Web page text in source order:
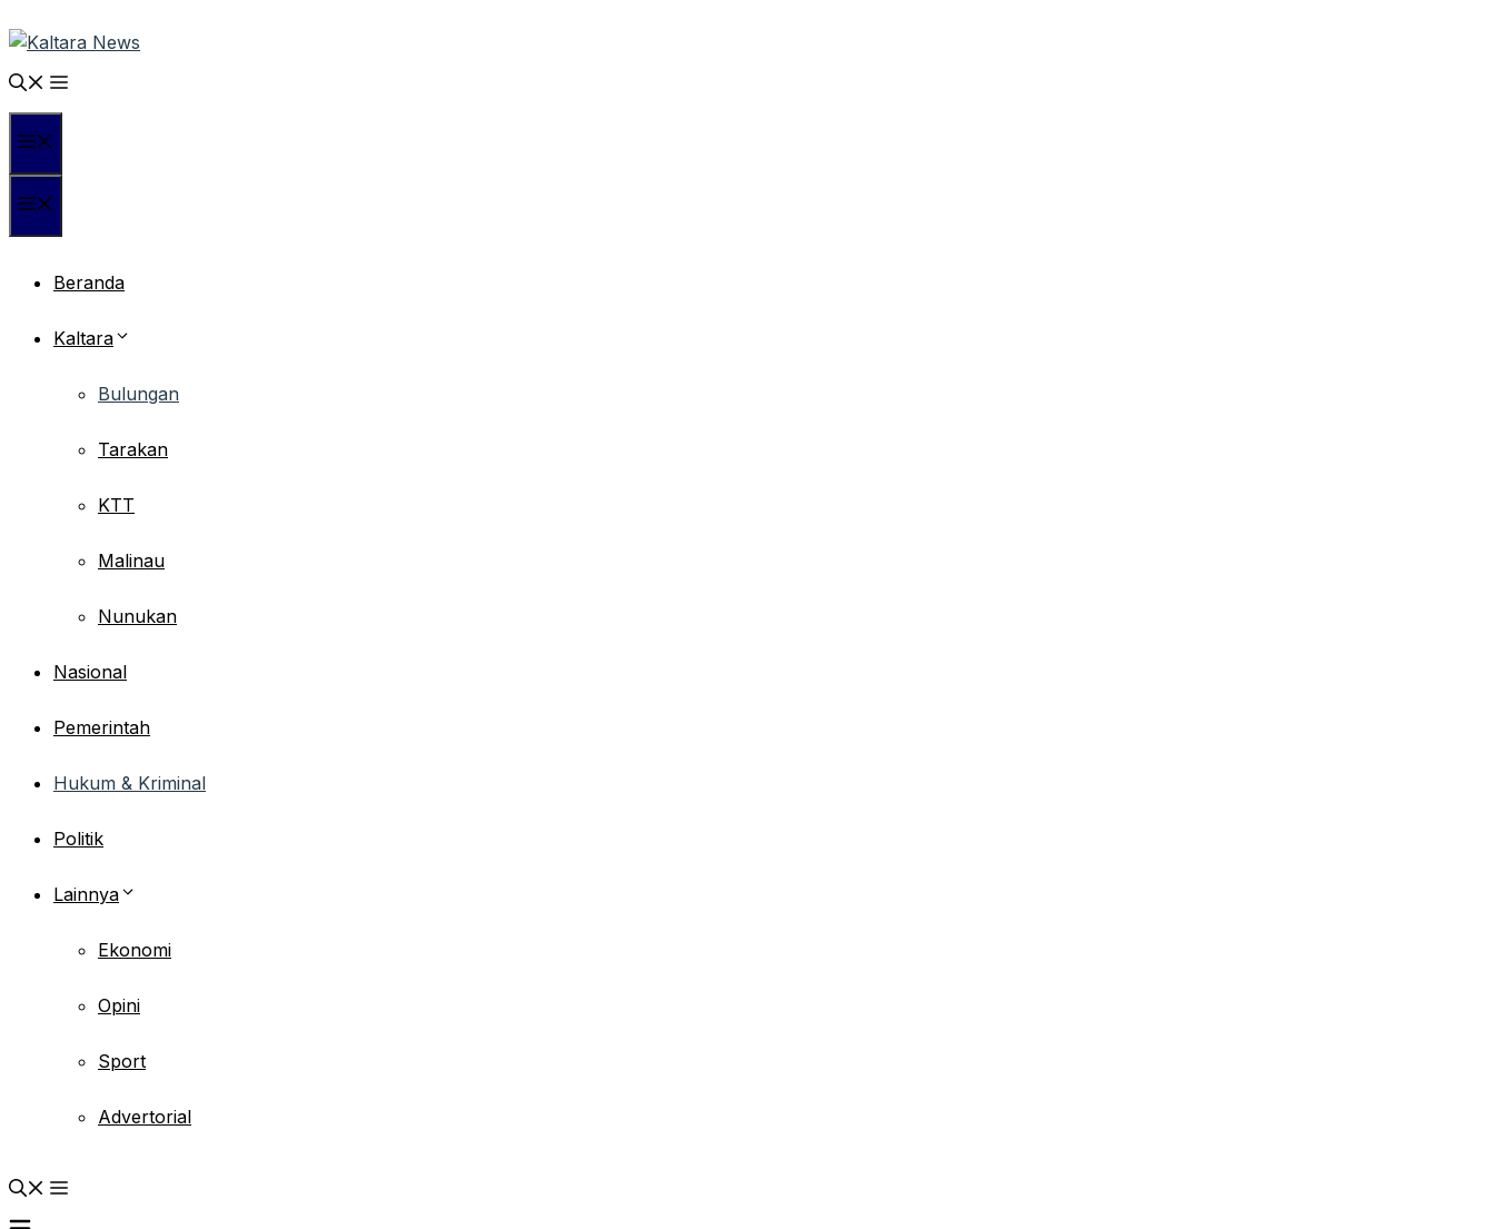
ke
isi
Beranda
Kaltara
Bulungan
Tarakan
KTT
Malinau
Nunukan
Nasional
Pemerintah
Hukum & Kriminal
Politik
Lainnya
Ekonomi
Opini
Sport
Advertorial